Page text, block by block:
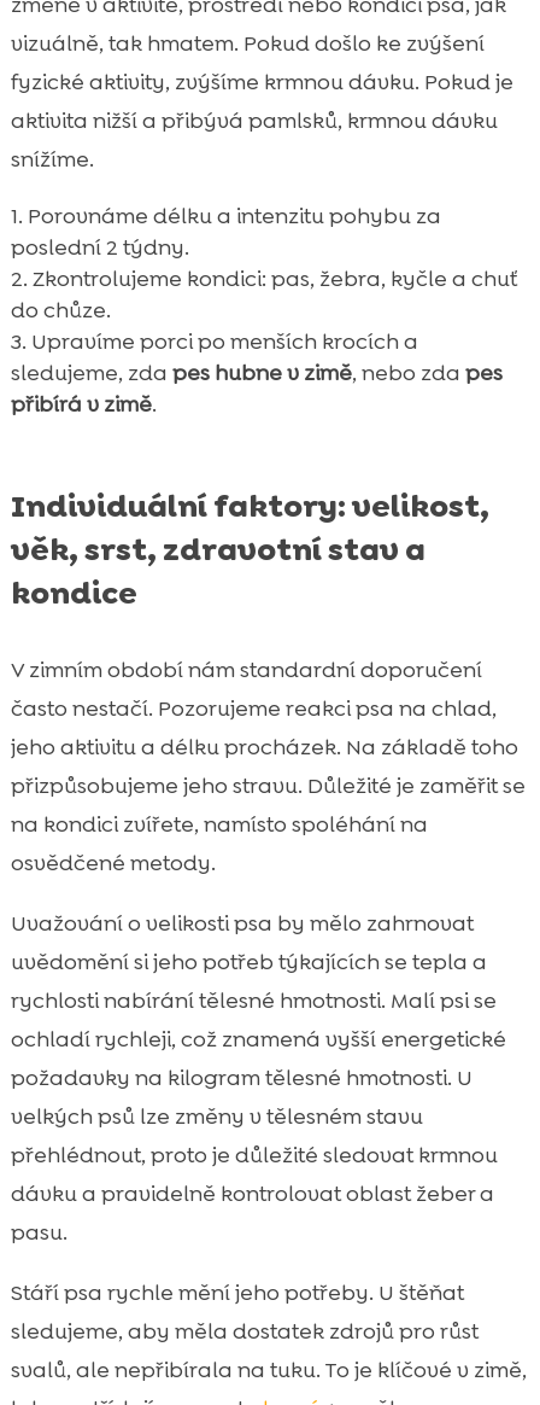
vizuálně, tak hmatem. Pokud došlo ke zvýšení
fyzické aktivity, zvýšíme krmnou dávku. Pokud je
aktivita nižší a přibývá pamlsků, krmnou dávku
snížíme.
Porovnáme délku a intenzitu pohybu za
poslední 2 týdny.
Zkontrolujeme kondici: pas, žebra, kyčle a chuť
do chůze.
Upravíme porci po menších krocích a
sledujeme, zda pes hubne v zimě, nebo zda pes
přibírá v zimě.
Individuální faktory: velikost,
věk, srst, zdravotní stav a
kondice
V zimním období nám standardní doporučení
často nestačí. Pozorujeme reakci psa na chlad,
jeho aktivitu a délku procházek. Na základě toho
přizpůsobujeme jeho stravu. Důležité je zaměřit se
na kondici zvířete, namísto spoléhání na
osvědčené metody.
Uvažování o velikosti psa by mělo zahrnovat
uvědomění si jeho potřeb týkajících se tepla a
rychlosti nabírání tělesné hmotnosti. Malí psi se
ochladí rychleji, což znamená vyšší energetické
požadavky na kilogram tělesné hmotnosti. U
velkých psů lze změny v tělesném stavu
přehlédnout, proto je důležité sledovat krmnou
dávku a pravidelně kontrolovat oblast žeber a
pasu.
Stáří psa rychle mění jeho potřeby. U štěňat
sledujeme, aby měla dostatek zdrojů pro růst
svalů, ale nepřibírala na tuku. To je klíčové v zimě,